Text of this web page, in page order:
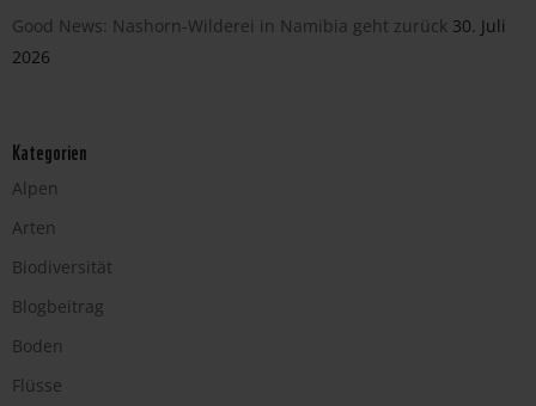
Good News: Nashorn-Wilderei in Namibia geht zurück 30. Juli
2026
Kategorien
Alpen
Arten
Biodiversität
Blogbeitrag
Boden
Flüsse